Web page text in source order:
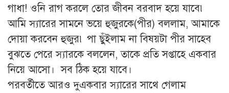
গাধা! ওনি রাগ করলে তোর জীবন বরবাদ হয়ে যাবে৷
আমি স্যারের সামনে ভয়ে হুজুরকে(পীর) বললাম, আমাকে
দোয়া করবেন হুজুর৷ পা ছুঁইলাম না বিষয়টা পীর সাহেব
বুঝতে পেরে স্যারকে বললেন, তাকে প্রতি সপ্তাহে একবার
নিয়ে আসো। সব ঠিক হয়ে যাবে।
পরবর্তীতে আরও দুএকবার স্যারের সাথে গেলাম